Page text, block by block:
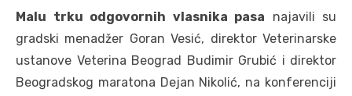
Malu trku odgovornih vlasnika pasa najavili su
gradski menadžer Goran Vesić, direktor Veterinarske
ustanove Veterina Beograd Budimir Grubić i direktor
Beogradskog maratona Dejan Nikolić, na konferenciji